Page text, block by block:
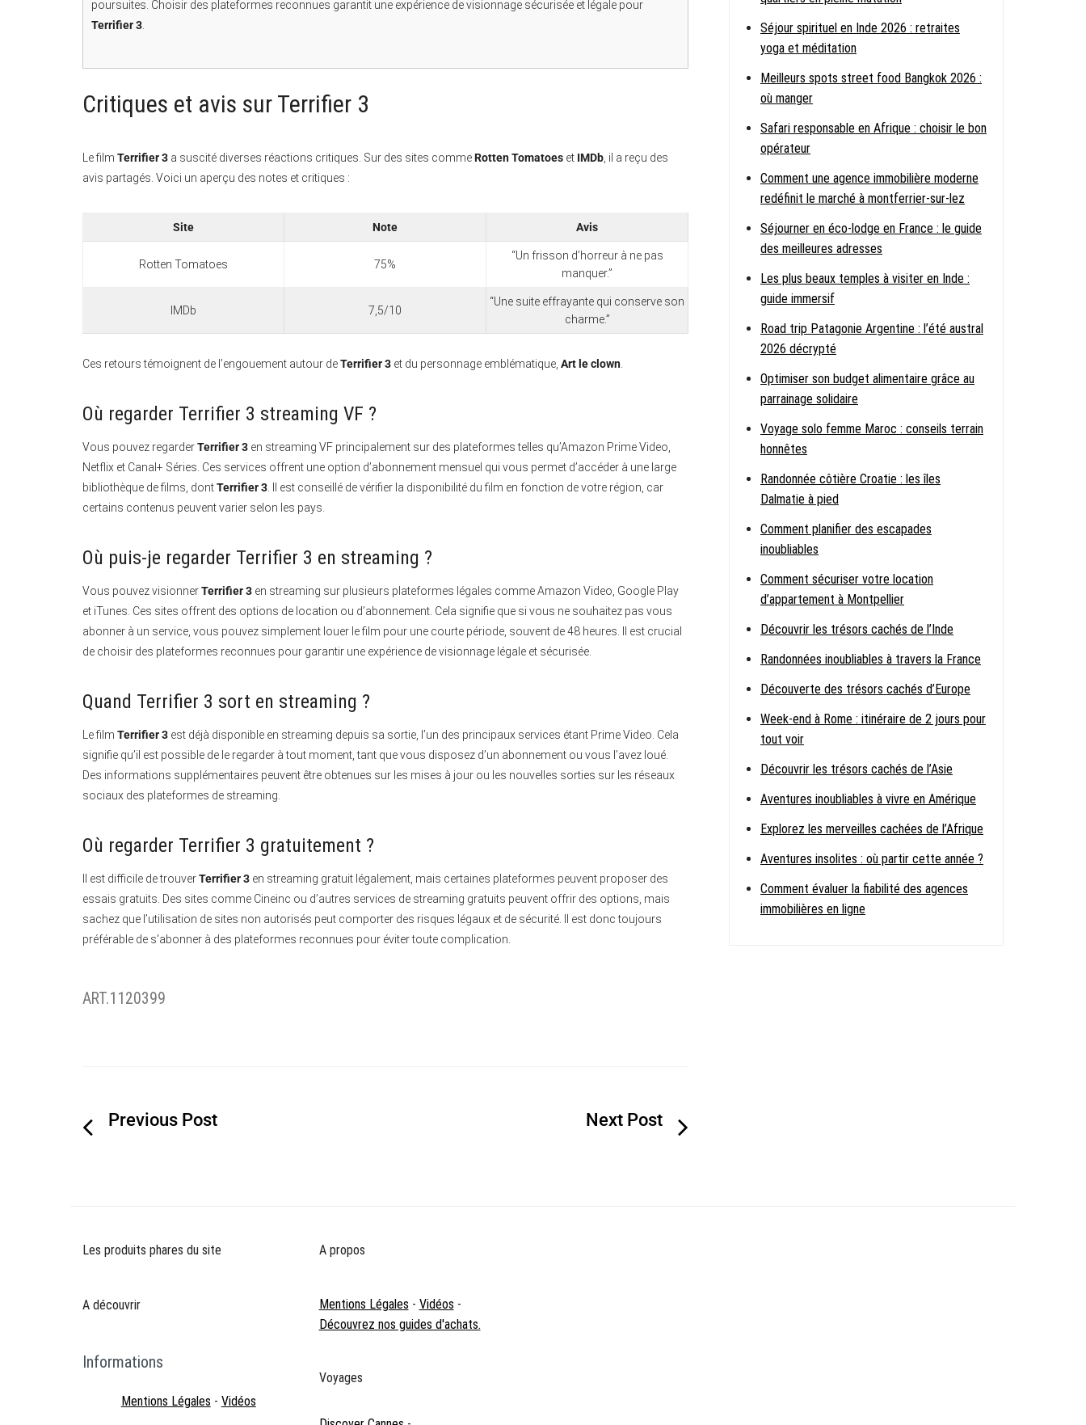
poursuites. Choisir des plateformes reconnues garantit une expérience de visionnage sécurisée et légale pour
Terrifier 3.
Critiques et avis sur Terrifier 3
Le film Terrifier 3 a suscité diverses réactions critiques. Sur des sites commeRotten Tomatoes et IMDb, il a reçu des
avis partagés. Voici un aperçu des notes et critiques :
Site Note Avis
Rotten Tomatoes 75%
“Un frisson d’horreur à ne pas
manquer.”
IMDb 7,5/10
“Une suite effrayante qui conserve son
charme.”
Ces retours témoignent de l’engouement autour deTerrifier 3 et du personnage emblématique, Art le clown
Où regarder Terrifier 3 streaming VF ?
Vous pouvez regarderTerrifier 3 en streaming VF principalement sur des plateformes telles qu’Amazon Prime Video,
Netflix et Canal+ Séries. Ces services offrent une option d’abonnement mensuel qui vous permet d’accéder à une large
bibliothèque de films, dontTerrifier 3 . Il est conseillé de vérifier la disponibilité du film en fonction de votre région, car
certains contenus peuvent varier selon les pays.
Où puis-je regarder Terrifier 3 en streaming ?
Vous pouvez visionnerTerrifier 3 en streaming sur plusieurs plateformes légales comme Amazon Video, Google Play
et iTunes. Ces sites offrent des options de location ou d’abonnement. Cela signifie que si vous ne souhaitez pas vous
abonner à un service, vous pouvez simplement louer le film pour une courte période, souvent de 48 heures. Il est crucial
de choisir des plateformes reconnues pour garantir une expérience de visionnage légale et sécurisée.
Quand Terrifier 3 sort en streaming ?
Le film Terrifier 3 est déjà disponible en streaming depuis sa sortie, l’un des principaux services étant Prime Video. Cela
signifie qu’il est possible de le regarder à tout moment, tant que vous disposez d’un abonnement ou vous l’avez loué.
Des informations supplémentaires peuvent être obtenues sur les mises à jour ou les nouvelles sorties sur les réseaux
sociaux des plateformes de streaming.
Où regarder Terrifier 3 gratuitement ?
Il est difficile de trouverTerrifier 3 en streaming gratuit légalement, mais certaines plateformes peuvent proposer des
essais gratuits. Des sites comme Cineinc ou d’autres services de streaming gratuits peuvent offrir des options, mais
sachez que l’utilisation de sites non autorisés peut comporter des risques légaux et de sécurité. Il est donc toujours
préférable de s’abonner à des plateformes reconnues pour éviter toute complication.
ART.1120399
Navigation
Séjour spirituel en Inde 2026 : retraites
yoga et méditation
Meilleurs spots street food Bangkok 2026 :
où manger
Safari responsable en Afrique : choisir le bon
opérateur
Comment une agence immobilière moderne
redéfinit le marché à montferrier-sur-lez
Séjourner en éco-lodge en France : le guide
des meilleures adresses
Les plus beaux temples à visiter en Inde :
guide immersif
Road trip Patagonie Argentine : l’été austral
2026 décrypté
Optimiser son budget alimentaire grâce au
parrainage solidaire
Voyage solo femme Maroc : conseils terrain
honnêtes
Randonnée côtière Croatie : les îles
Dalmatie à pied
Comment planifier des escapades
inoubliables
Comment sécuriser votre location
d’appartement à Montpellier
Découvrir les trésors cachés de l’Inde
Randonnées inoubliables à travers la France
Découverte des trésors cachés d’Europe
Week-end à Rome : itinéraire de 2 jours pour
tout voir
Découvrir les trésors cachés de l’Asie
Aventures inoubliables à vivre en Amérique
Explorez les merveilles cachées de l’Afrique
Aventures insolites : où partir cette année ?
Comment évaluer la fiabilité des agences
immobilières en ligne
Les produits phares du site
A découvrir
Informations
Mentions Légales - Vidéos
A propos
Mentions Légales - Vidéos -
Découvrez nos guides d'achats.
Voyages